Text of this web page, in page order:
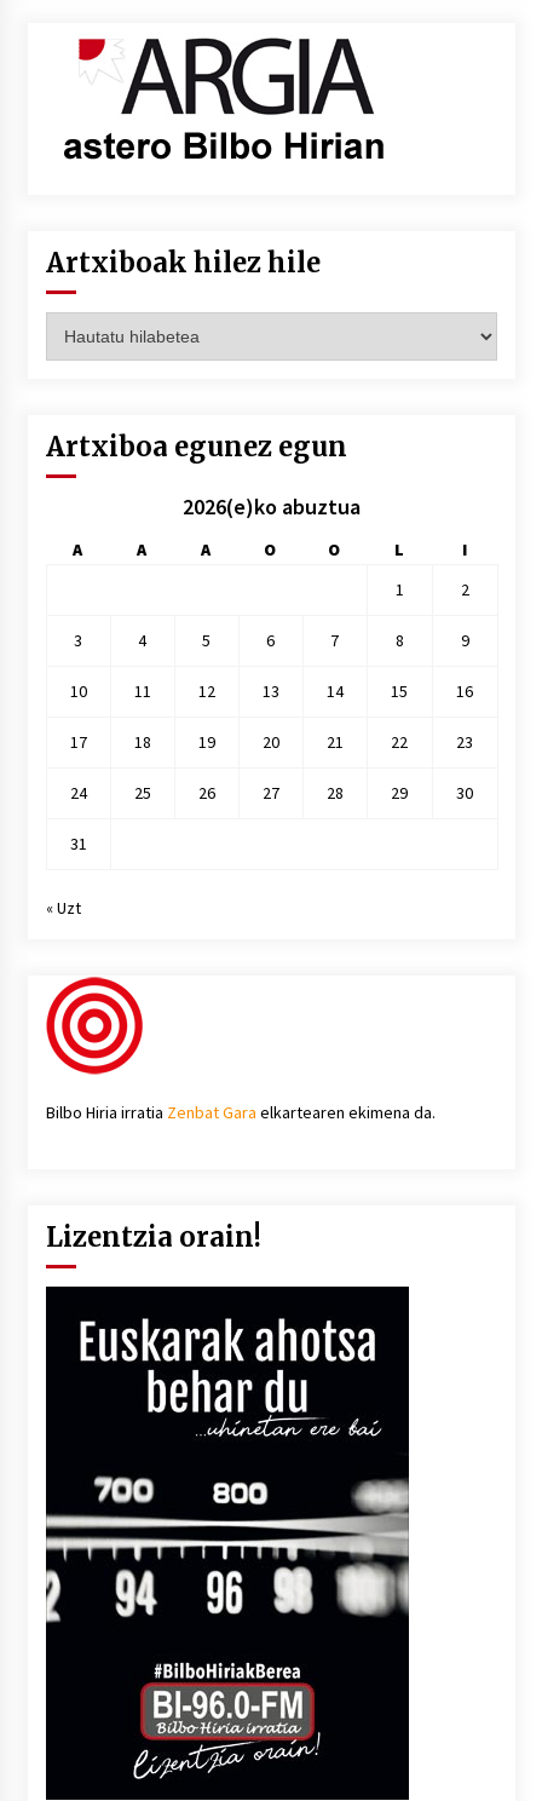
Artxiboak hilez hile
hilez
Artxiboa egunez egun
2026(e)ko abuztua
A A A O O L
I
1
2
3 4 5 6 7 8 9
10 11 12 13 14 15 16
17 18 19 20 21 22 23
24 25 26 27 28 29 30
31
« Uzt
Bilbo Hiria irratia Zenbat Gara elkartearen ekimena da.
Lizentzia orain!